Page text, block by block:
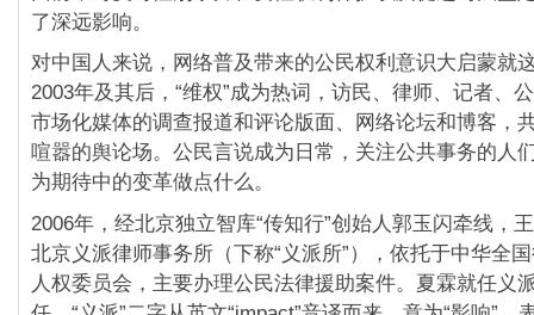
了深远影响。
对中国人来说，网络普及带来的公民权利意识大启蒙就
2003年及其后，“维权”成为热词，访民、律师、记者、
市场化媒体的调查报道和评论版面、网络论坛和博客，
喧嚣的舆论场。公民言说成为日常，关注公共事务的人
为期待中的变革做点什么。
2006年，经北京独立智库“传知行”创始人郭玉闪牵线，
北京义派律师事务所（下称“义派所”），依托于中华全
人权委员会，主要办理公民法律援助案件。夏霖就任义